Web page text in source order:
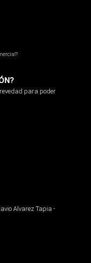
para poder
Alvarez Tapia -